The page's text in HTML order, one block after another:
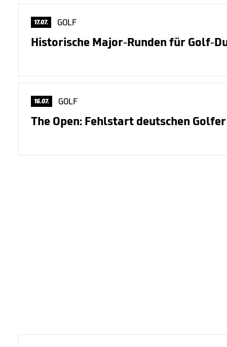
17.07. GOLF
Historische Major-Runden für Golf-
16.07. GOLF
The Open: Fehlstart deutschen Golfer